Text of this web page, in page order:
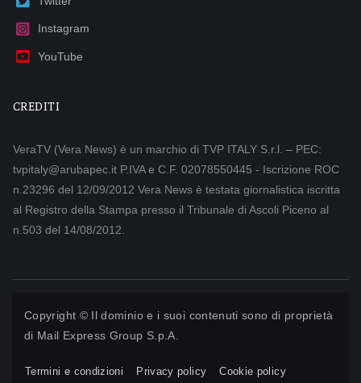
Instagram
YouTube
CREDITI
VeraTV (Vera News) è un marchio di TVP ITALY S.r.l. – PEC:
tvpitaly@arubapec.it P.IVA e C.F. 02078550445 - Iscrizione ROC
n.23296 del 12/09/2012 Vera News è testata giornalistica iscritta
al Registro della Stampa presso il Tribunale di Ascoli Piceno al
n.503 del 14/08/2012.
Copyright © Il dominio e i suoi contenuti sono di proprietà
di Mail Express Group S.p.A.
Termini e condizioni Privacy policy Cookie policy